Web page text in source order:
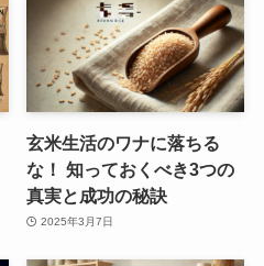
玄米生活のワナに落ちる
な！ 知っておくべき3つの
真実と成功の秘訣
2025年3月7日